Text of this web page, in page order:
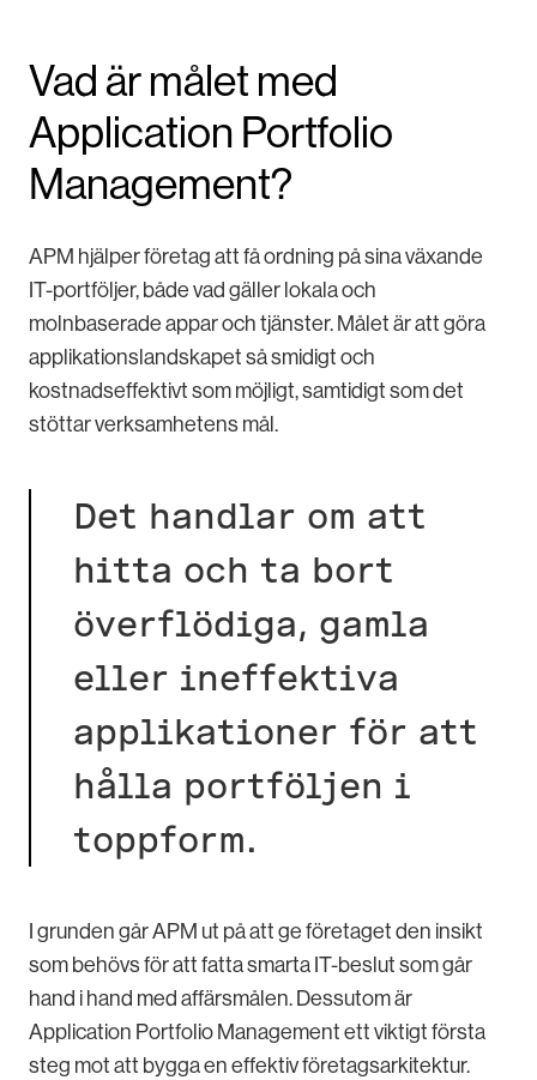
Vad är målet med
Application Portfolio
Management?
APM hjälper företag att få ordning på sina växande
IT-portföljer, både vad gäller lokala och
molnbaserade appar och tjänster. Målet är att göra
applikationslandskapet så smidigt och
kostnadseffektivt som möjligt, samtidigt som det
stöttar verksamhetens mål.
Det handlar om att
hitta och ta bort
överflödiga, gamla
eller ineffektiva
applikationer för att
hålla portföljen i
toppform.
I grunden går APM ut på att ge företaget den insikt
som behövs för att fatta smarta IT-beslut som går
hand i hand med affärsmålen. Dessutom är
Application Portfolio Management ett viktigt första
steg mot att bygga en effektiv företagsarkitektur.